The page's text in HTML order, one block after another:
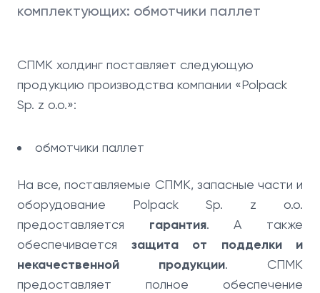
комплектующих: обмотчики паллет
СПМК холдинг поставляет следующую
продукцию производства компании «Polpack
Sp. z o.o.»:
обмотчики паллет
На все, поставляемые СПМК, запасные части и
оборудование Polpack Sp. z o.o.
предоставляется гарантия. А также
обеспечивается защита от подделки и
некачественной продукции. СПМК
предоставляет полное обеспечение